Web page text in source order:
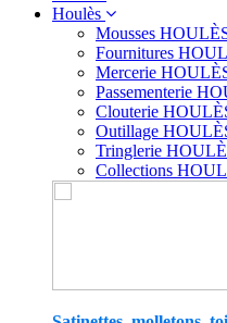
Houlès
Mousses
Fournitures
Mercerie
Passementerie
Clouterie
Outillage
Tringlerie
Collections